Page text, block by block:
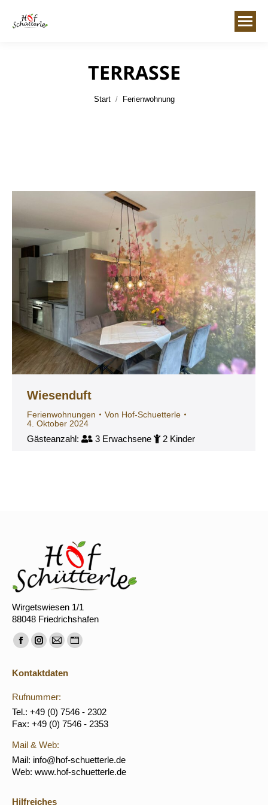
TERRASSE
Start Ferienwohnung
Wiesenduft
Ferienwohnungen Von Hof-Schuetterle
4. Oktober 2024
Gästeanzahl: 3 Erwachsene 2 Kinder
Wirgetswiesen 1/1
88048 Friedrichshafen
Finden Sie uns auf:
Facebook
opens
in
new
window
Instagram
opens
in
new
window
E-
page
opens
in
new
Website
new
window
Kontaktdaten
Rufnummer:
Tel.: +49 (0) 7546 - 2302
Fax: +49 (0) 7546 - 2353
Mail & Web:
Mail: info@hof-schuetterle.de
Web: www.hof-schuetterle.de
Hilfreiches